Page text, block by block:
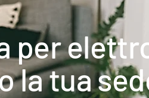
per
la tua